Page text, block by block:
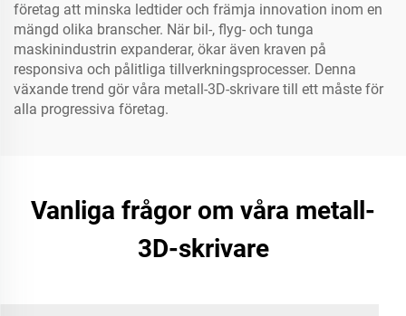
företag att minska ledtider och främja innovation inom en
mängd olika branscher. När bil-, flyg- och tunga
maskinindustrin expanderar, ökar även kraven på
responsiva och pålitliga tillverkningsprocesser. Denna
växande trend gör våra metall-3D-skrivare till ett måste för
alla progressiva företag.
Vanliga frågor om våra metall-
3D-skrivare